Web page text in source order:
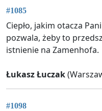
#1085
Ciepło, jakim otacza
pozwala, żeby to
istnienie na Zamenhofa.
Łukasz Łuczak
#1098